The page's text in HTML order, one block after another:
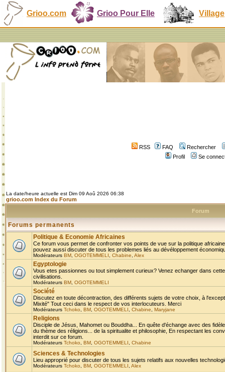
Grioo.com Grioo Pour Elle Village
RSS FAQ
Rechercher
Profil
Se
La date/heure actuelle est Dim 09 Aoû 2026 06:38
grioo.com Index du Forum
Forum
Forums permanents
Politique & Economie Africaines
Ce forum vous permet de confronter vos points de vue sur la politique
pouvez aussi discuter de tous les problemes liés au dévéloppement
Modérateurs BM OGOTEMMELI Chabine Alex
Egyptologie
Vous etes passionnes ou tout simplement curieux? Venez echanger dans
civilisations.
Modérateurs BM OGOTEMMELI
Société
Discutez en toute décontraction, des différents sujets de votre choix, à
Mixité" Tout ceci dans le respect de vos interlocuteurs. Merci
Modérateurs Tchoko BM OGOTEMMELI Chabine Maryjane
Religions
Disciple de Jésus, Mahomet ou Bouddha... En quête d'échange avec des
du thème des réligions... de la spiritualite et philosophie, En respectant les
interdit sur ce forum.
Modérateurs Tchoko BM OGOTEMMELI Chabine
Sciences & Technologies
Lieu approprié pour discuter de tous les sujets relatifs aux nouvelles
Modérateurs Tchoko BM OGOTEMMELI Alex